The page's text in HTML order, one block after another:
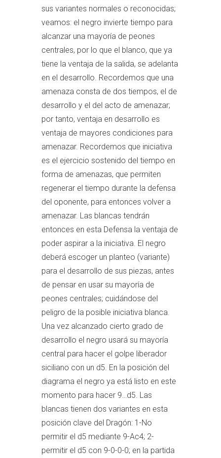
sus variantes normales o reconocidas;
veamos: el negro invierte tiempo para
alcanzar una mayoría de peones
centrales, por lo que el blanco, que ya
tiene la ventaja de la salida, se adelanta
en el desarrollo. Recordemos que una
amenaza consta de dos tiempos, el de
desarrollo y el del acto de amenazar;
por tanto, ventaja en desarrollo es
ventaja de mayores condiciones para
amenazar. Recordemos que iniciativa
es el ejercicio sostenido del tiempo en
forma de amenazas, que permiten
regenerar el tiempo durante la defensa
del oponente, para entonces volver a
amenazar. Las blancas tendrán
entonces en esta Defensa la ventaja de
poder aspirar a la iniciativa. El negro
deberá escoger un planteo (variante)
para el desarrollo de sus piezas, antes
de pensar en usar su mayoría de
peones centrales; cuidándose del
peligro de la posible iniciativa blanca.
Una vez alcanzado cierto grado de
desarrollo el negro usará su mayoría
central para hacer el golpe liberador
siciliano con un d5. En la posición del
diagrama el negro ya está listo en este
momento para hacer 9…d5. Las
blancas tienen dos variantes en esta
posición clave del Dragón: 1-No
permitir el d5 mediante 9-Ac4; 2-
permitir el d5 con 9-0-0-0; en la partida